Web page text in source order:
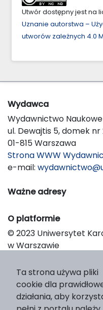
Utwór dostępny jest na
Uznanie autorstwa –
utworów zależnych 4.0
Wydawca
Wydawnictwo Naukowe
ul. Dewajtis 5, domek nr
01-815 Warszawa
Strona WWW
e-mail:
Ważne adresy
O platformie
© 2023 Uniwersytet
w Warszawie
Platform & Workflow
Ta strona używa pliki
cookie dla
działania, aby